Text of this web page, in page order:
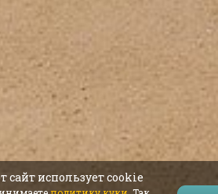
сайт использует cookie